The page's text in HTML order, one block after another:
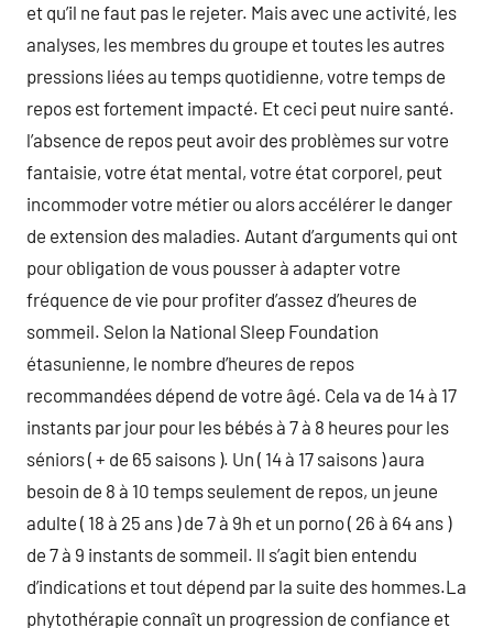
et qu’il ne faut pas le rejeter. Mais avec une activité, les
analyses, les membres du groupe et toutes les autres
pressions liées au temps quotidienne, votre temps de
repos est fortement impacté. Et ceci peut nuire santé.
l’absence de repos peut avoir des problèmes sur votre
fantaisie, votre état mental, votre état corporel, peut
incommoder votre métier ou alors accélérer le danger
de extension des maladies. Autant d’arguments qui ont
pour obligation de vous pousser à adapter votre
fréquence de vie pour profiter d’assez d’heures de
sommeil. Selon la National Sleep Foundation
étasunienne, le nombre d’heures de repos
recommandées dépend de votre âgé. Cela va de 14 à 17
instants par jour pour les bébés à 7 à 8 heures pour les
séniors ( + de 65 saisons ). Un ( 14 à 17 saisons ) aura
besoin de 8 à 10 temps seulement de repos, un jeune
adulte ( 18 à 25 ans ) de 7 à 9h et un porno ( 26 à 64 ans )
de 7 à 9 instants de sommeil. ll s’agit bien entendu
d’indications et tout dépend par la suite des hommes.La
phytothérapie connaît un progression de confiance et